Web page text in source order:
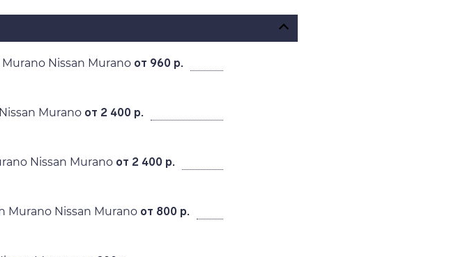
Nissan Murano от 960 р.
Murano от 2 400 р.
Nissan Murano от 2 400 р.
Murano Nissan Murano от 800 р.